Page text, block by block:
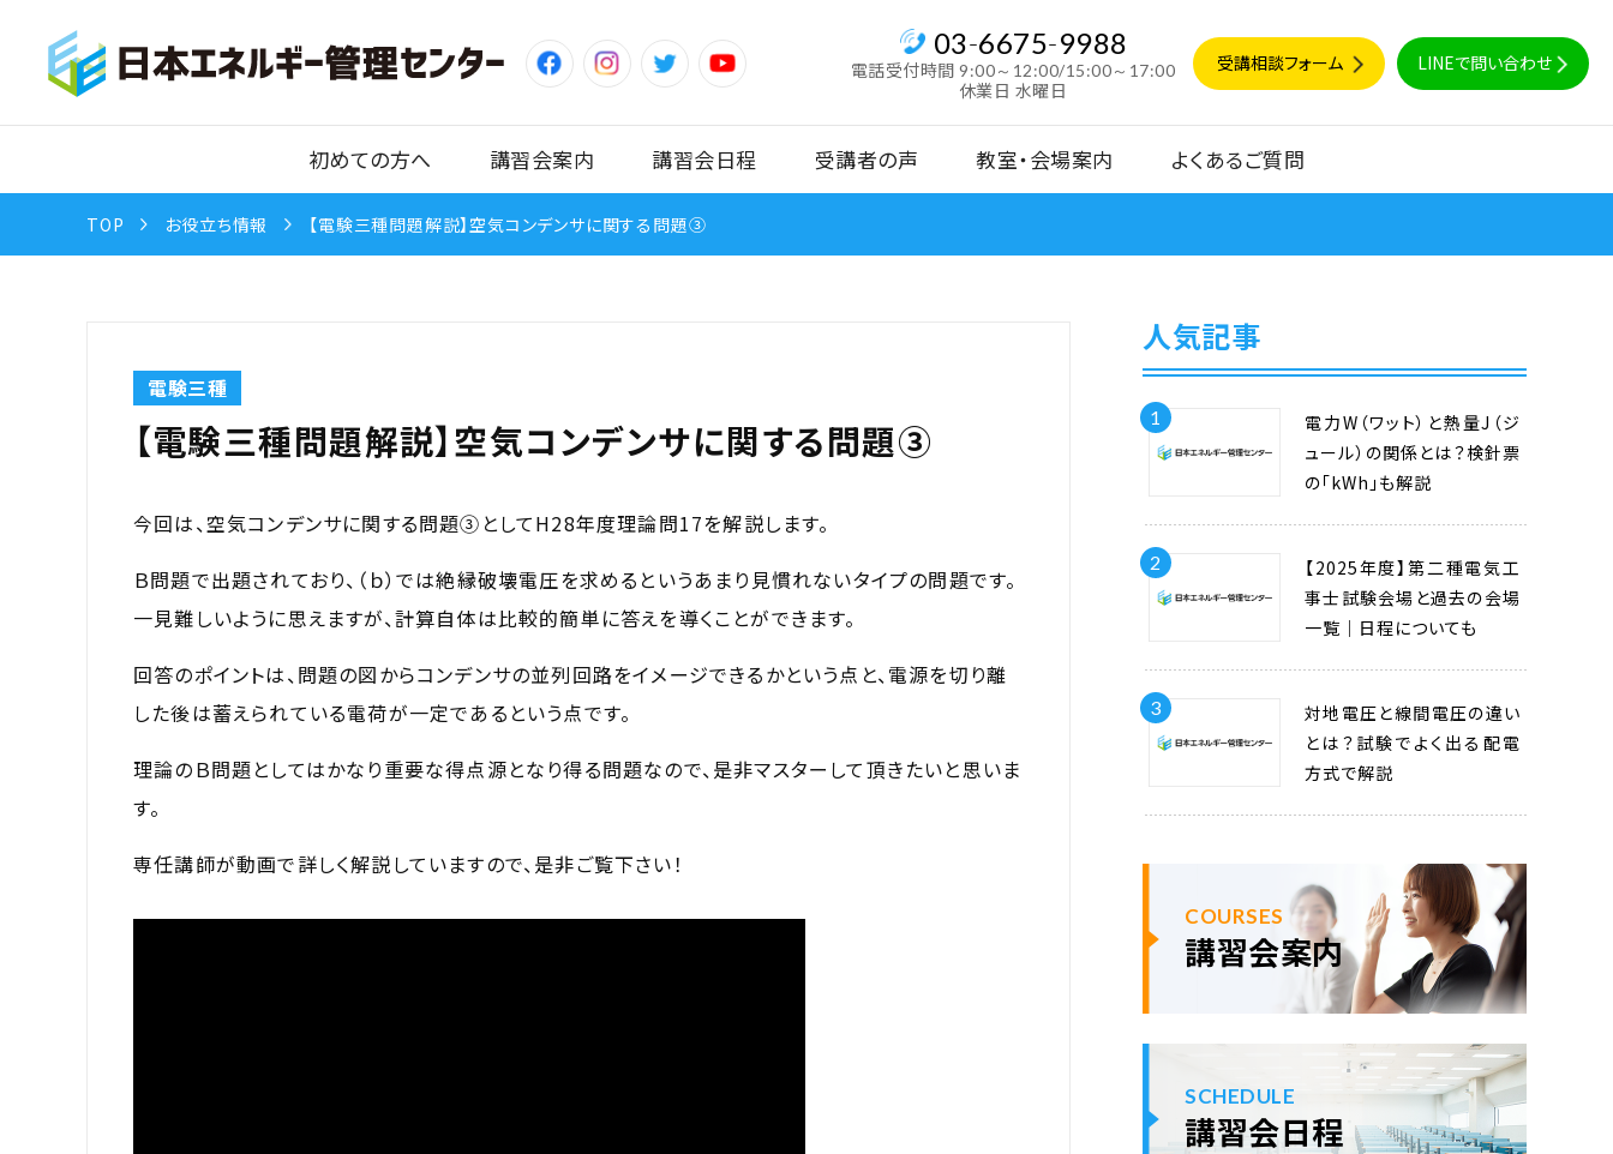
03-6675-9988
電話受付時間 9:00～12:00/15:00～17:00
休業日 水曜日
受講相談フォーム LINEで問い合わせ
初めての方へ 講習会案内 講習会日程 受講者の声 教室・会場案内 よくあるご質問
TOP お役立ち情報 【電験三種問題解説】空気コンデンサに関する問題③
電験三種
【電験三種問題解説】空気コンデンサに関する問題③
今回は、空気コンデンサに関する問題③としてH28年度理論問17を解説します。
Ｂ問題で出題されており、（ｂ）では絶縁破壊電圧を求めるというあまり見慣れないタイプの問題です。
一見難しいように思えますが、計算自体は比較的簡単に答えを導くことができます。
回答のポイントは、問題の図からコンデンサの並列回路をイメージできるかという点と、電源を切り離
した後は蓄えられている電荷が一定であるという点です。
理論のＢ問題としてはかなり重要な得点源となり得る問題なので、是非マスターして頂きたいと思いま
す。
専任講師が動画で詳しく解説していますので、是非ご覧下さい！
人気記事
1
電力W（ワット）と熱量J（ジ
ュール）の関係とは？検針票
の「kWh」も解説
2
【2025年度】第二種電気工
事士試験会場と過去の会場
一覧｜日程についても
3
対地電圧と線間電圧の違い
とは？試験でよく出る配電
方式で解説
COURSES
講習会案内
SCHEDULE
講習会日程